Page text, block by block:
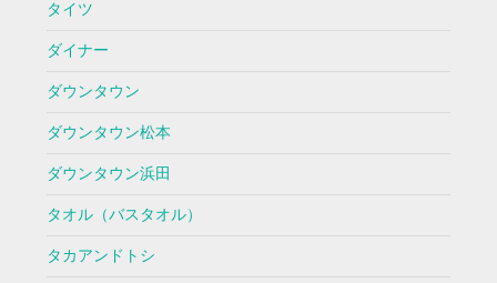
タイツ
ダイナー
ダウンタウン
ダウンタウン松本
ダウンタウン浜田
タオル（バスタオル）
タカアンドトシ